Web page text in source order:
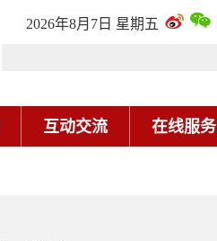
2026年8月7日 星期五
互动交流 在线服务